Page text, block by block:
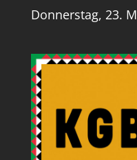
Donnerstag, 23.